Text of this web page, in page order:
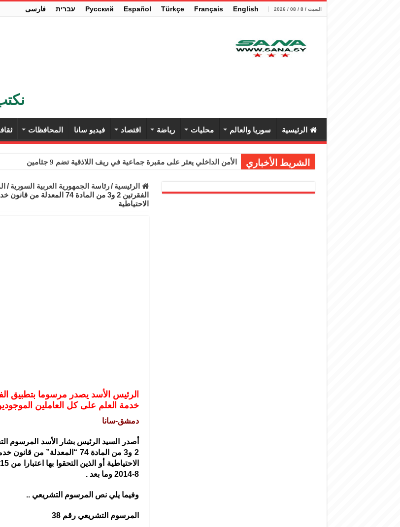
السبت / 8 / 08 / 2026 English
Français
Türkçe
Español
Pусский עברית فارسی
الرئيسية سوريا والعالم محليات رياضة اقتصاد فيديو سانا المحافظات
الشريط الأخباري الأمن الداخلي يعثر على مقبرة جماعية في ريف اللاذقية تضم 9 جثامين
برنية: مرسوم بإعفاء مستهلكي الكهرباء المنزلية والتجارية والصناعية من
الرئيسية / رئاسة الجمهورية العربية السورية /
الفقرتين 2 و3 من المادة
الاحتياطية
خدمة العلم على كل العاملين
دمشق-سانا
2 و3 من المادة 74
8-2014 وما بعد .
وفيما يلي نص المرسوم التشريعي ..
المرسوم التشريعي رقم 38